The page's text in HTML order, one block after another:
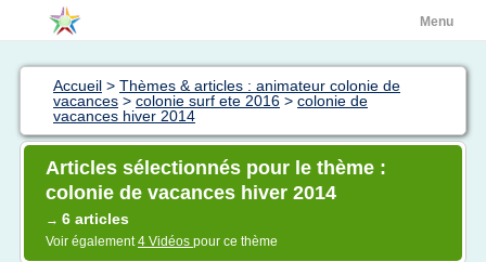
Menu
Accueil > Thèmes & articles : animateur colonie de
vacances > colonie surf ete 2016 > colonie de
vacances hiver 2014
Articles sélectionnés pour le thème :
colonie de vacances hiver 2014
→ 6 articles
Voir également4 Vidéos pour ce thème